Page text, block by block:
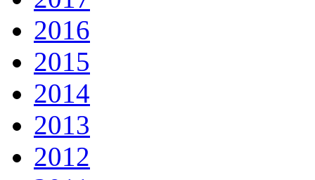
2016
2015
2014
2013
2012